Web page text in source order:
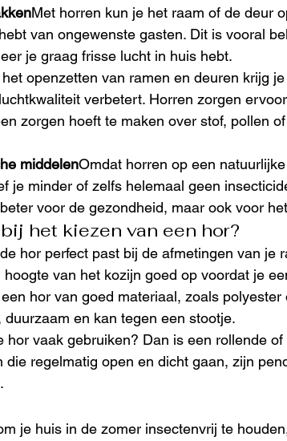
Met horren kun je het raam of de deur
van ongewenste gasten. Dit is vooral
je graag frisse lucht in huis hebt.
openzetten van ramen en deuren krijg
verbetert. Horren zorgen
zorgen hoeft te maken over stof, pollen
middelenOmdat horren op een
je minder of zelfs helemaal geen
voor de gezondheid, maar ook voor
het kiezen van een hor?
hor perfect past bij de afmetingen van je
van het kozijn goed op voordat je
hor van goed materiaal, zoals
en kan tegen een stootje.
hor vaak gebruiken? Dan is een rollende
die regelmatig open en dicht gaan, zijn
je huis in de zomer insectenvrij te